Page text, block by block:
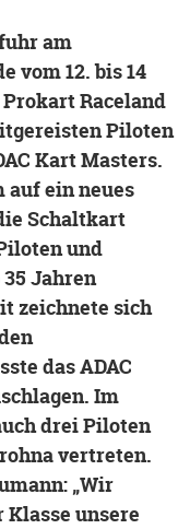
am
vom 12. bis 14
Raceland
Piloten
Kart Masters.
auf ein neues
Schaltkart
und
Jahren
zeichnete sich
das ADAC
Im
drei Piloten
vertreten.
„Wir
Klasse unsere